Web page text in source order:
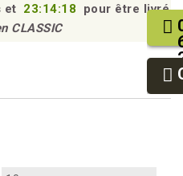
et 23:14:17
pour être livré
CLASSIC